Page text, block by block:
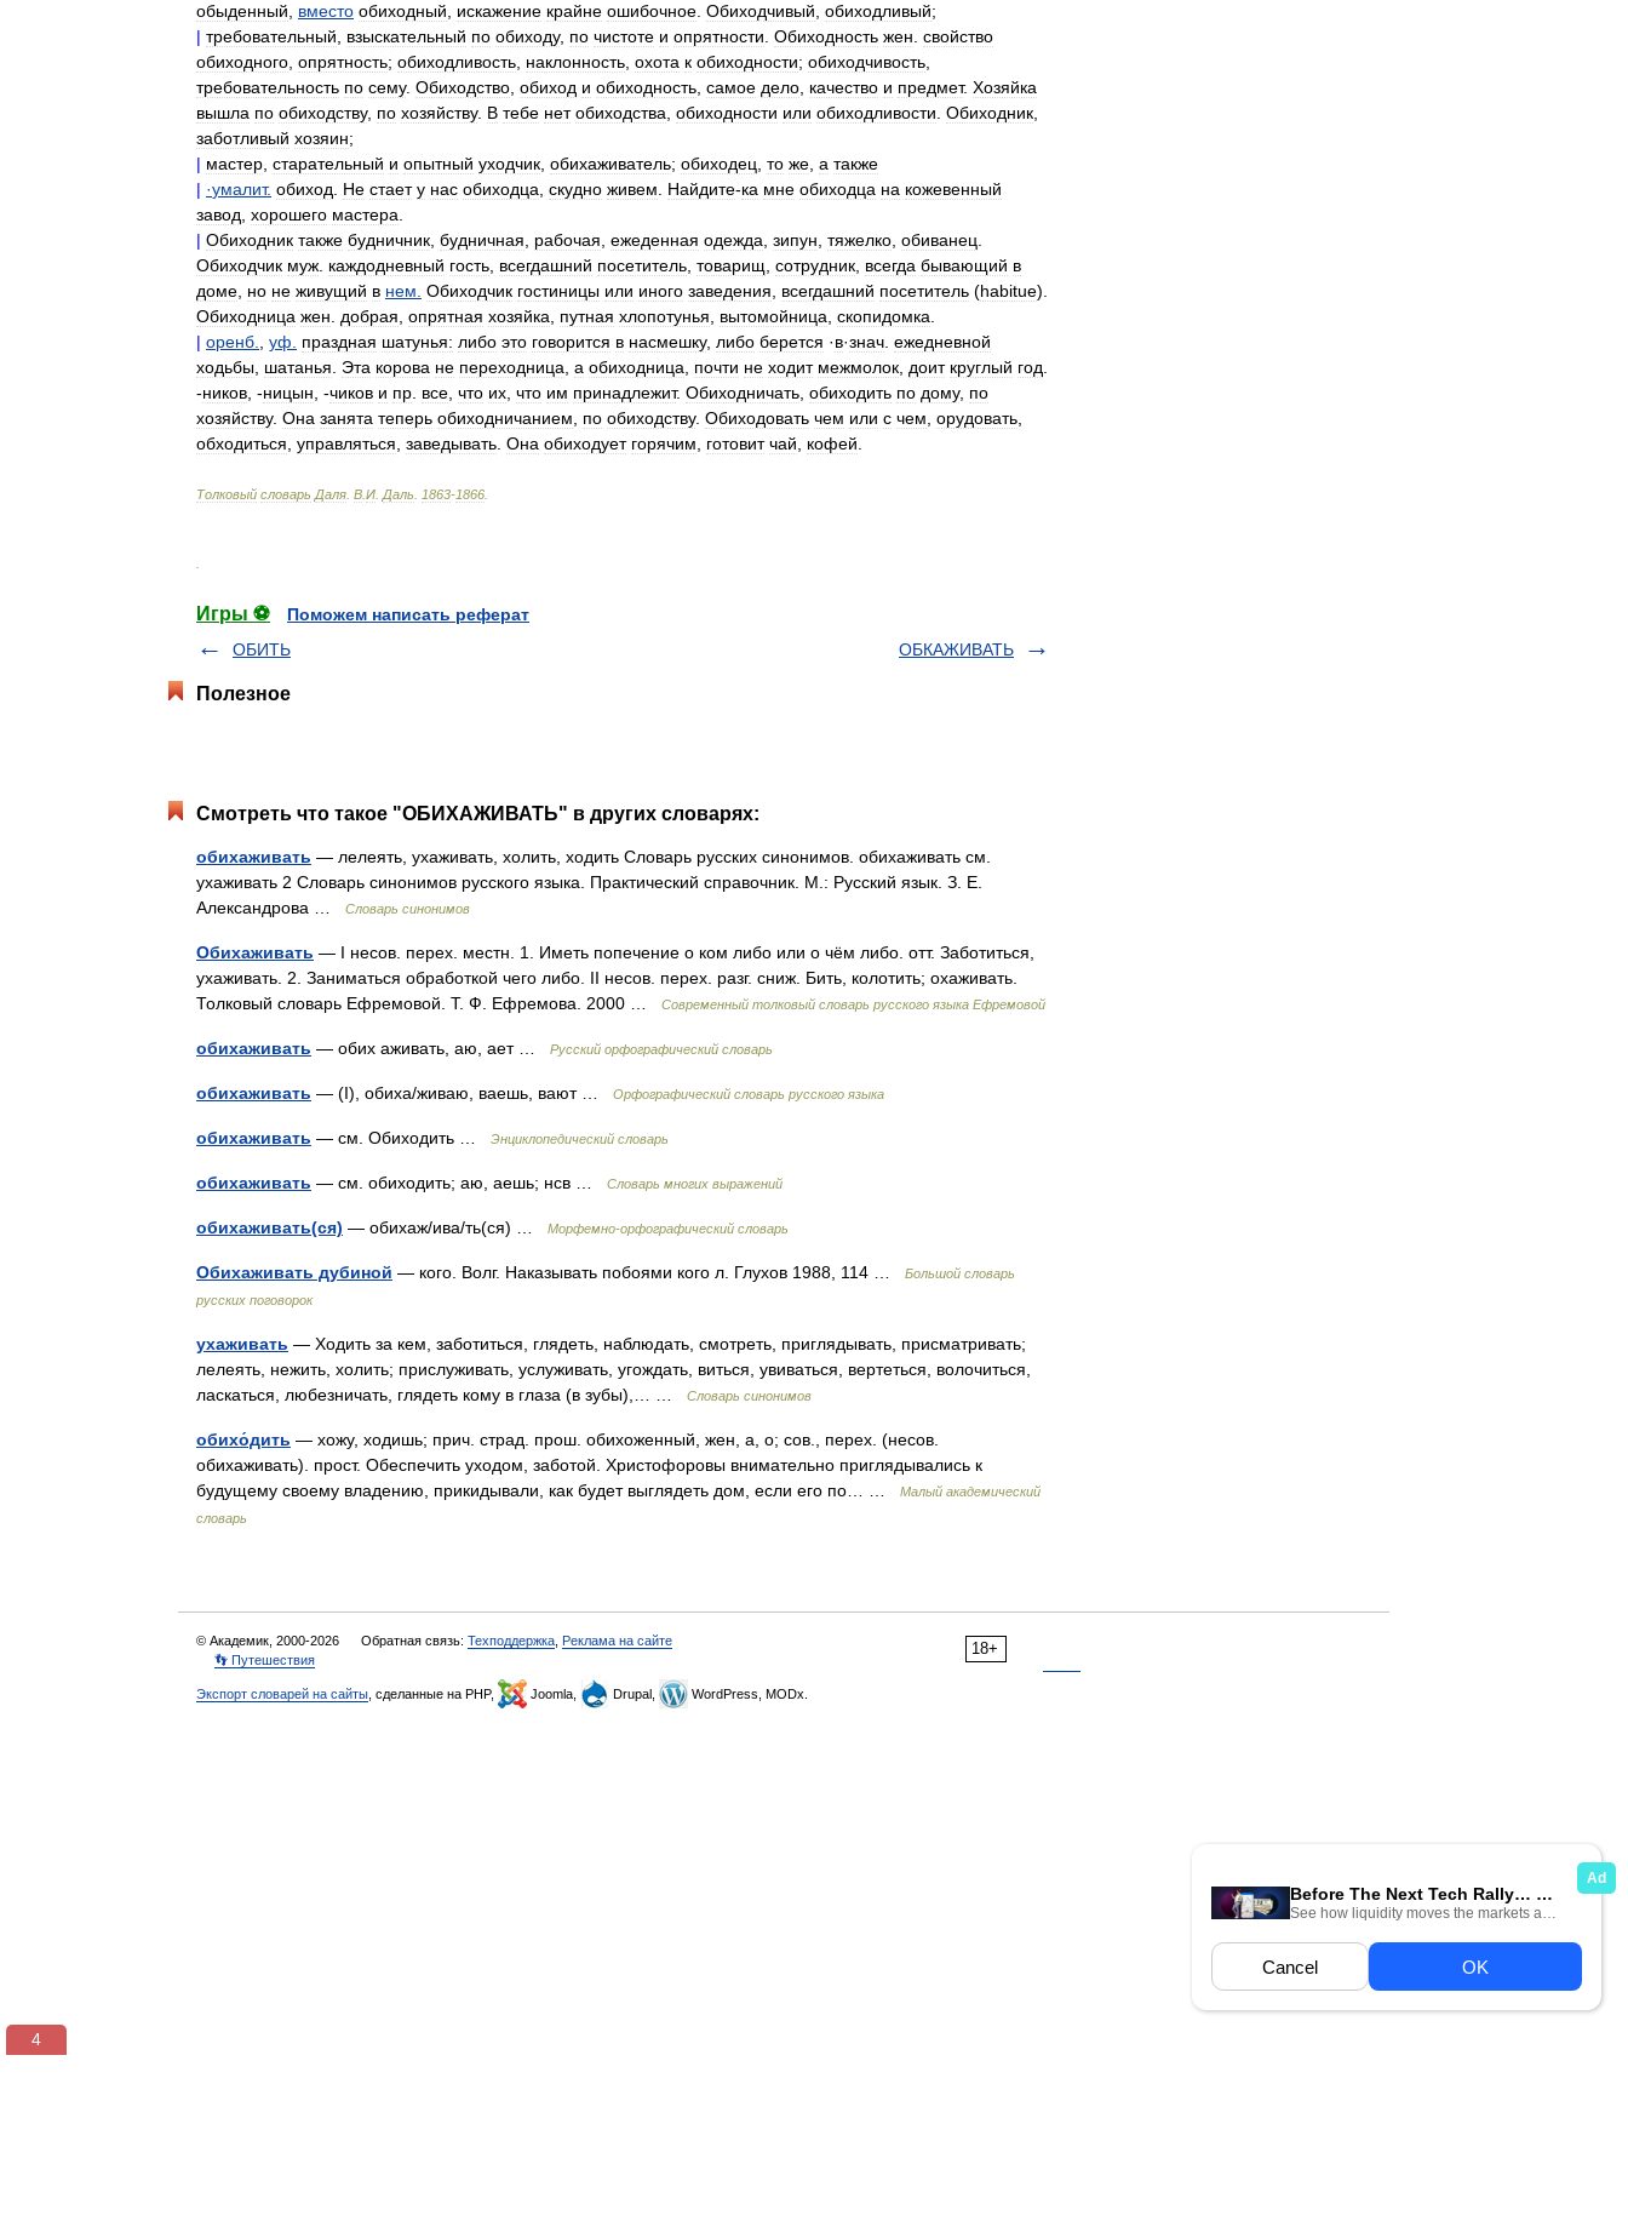
обыденный
вместо обиходный искажение крайне ошибочное Обиходчивый обиходливый;
| требовательный взыскательный по обиходу, по чистоте и опрятности Обиходность жен свойство
обиходного опрятность; обиходливость наклонность охота к обиходности; обиходчивость
требовательность по сему. Обиходство обиход и обиходность самое дело качество и предмет. Хозяйка
вышла по обиходству, по хозяйству. В тебе нет обиходства обиходности или обиходливости Обиходник
заботливый хозяин;
| мастер старательный и опытный уходчик обихаживатель; обиходец то же а также
| ·умалит. обиход Не стает у нас обиходца скудно живем Найдите-ка мне обиходца на кожевенный
завод хорошего мастера
| Обиходник также будничник будничная рабочая ежеденная одежда зипун тяжелко обиванец
Обиходчик муж каждодневный гость всегдашний посетитель товарищ сотрудник всегда бывающий в
доме но не живущий в нем Обиходчик гостиницы или иного заведения всегдашний посетитель (habitue).
Обиходница жен добрая опрятная хозяйка путная хлопотунья вытомойница скопидомка
| оренб уф праздная шатунья: либо это говорится в насмешку, либо берется ·в·знач ежедневной
ходьбы шатанья Эта корова не переходница а обиходница почти не ходит межмолок доит круглый год
-ников , -ницын , -чиков и пр все что их что им принадлежит. Обиходничать обиходить по дому, по
хозяйству. Она занята теперь обиходничанием по обиходству. Обиходовать чем или с чем орудовать
обходиться управляться заведывать Она обиходует горячим готовит чай кофей
Толковый словарь Даля В И Даль 1863-1866
Игры ⚽
Поможем написать реферат
ОБИТЬ
ОБКАЖИВАТЬ
Полезное
Смотреть что такое "ОБИХАЖИВАТЬ" в других словарях:
обихаживать — лелеять, ухаживать, холить, ходить Словарь русских синонимов. обихаживать см.
ухаживать 2 Словарь синонимов русского языка. Практический справочник. М.: Русский язык. З. Е.
Александрова …
Словарь синонимов
Обихаживать — I несов. перех. местн. 1. Иметь попечение о ком либо или о чём либо. отт. Заботиться,
ухаживать. 2. Заниматься обработкой чего либо. II несов. перех. разг. сниж. Бить, колотить; охаживать.
Толковый словарь Ефремовой. Т. Ф. Ефремова. 2000 …
Современный толковый словарь русского языка Ефремовой
обихаживать — обих аживать, аю, ает … Русский орфографический словарь
обихаживать — (I), обиха/живаю, ваешь, вают … Орфографический словарь русского языка
обихаживать — см. Обиходить … Энциклопедический словарь
обихаживать — см. обиходить; аю, аешь; нсв … Словарь многих выражений
обихаживать(ся) — обихаж/ива/ть(ся) … Морфемно-орфографический словарь
Обихаживать дубиной — кого. Волг. Наказывать побоями кого л. Глухов 1988, 114 …
Большой словарь
русских поговорок
ухаживать — Ходить за кем, заботиться, глядеть, наблюдать, смотреть, приглядывать, присматривать;
лелеять, нежить, холить; прислуживать, услуживать, угождать, виться, увиваться, вертеться, волочиться,
ласкаться, любезничать, глядеть кому в глаза (в зубы),… …
Словарь синонимов
обихо́дить — хожу, ходишь; прич. страд. прош. обихоженный, жен, а, о; сов., перех. (несов.
обихаживать). прост. Обеспечить уходом, заботой. Христофоровы внимательно приглядывались к
будущему своему владению, прикидывали, как будет выглядеть дом, если его по… …
Малый академический
словарь
18+
© Академик, 2000-2026 Обратная связь: Техподдержка Реклама на сайте
👣 Путешествия
Экспорт словарей на сайты , сделанные на PHP, Joomla, Drupal, WordPress, MODx.
3